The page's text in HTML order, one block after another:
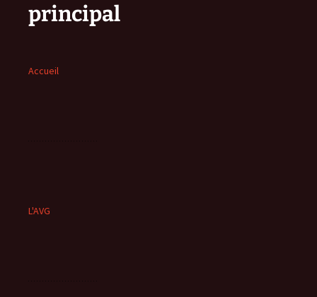
principal
Accueil
L'AVG